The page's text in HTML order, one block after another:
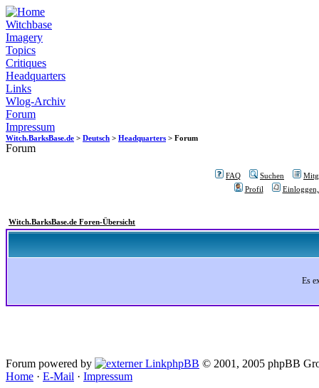
Witchbase
Imagery
Topics
Critiques
Headquarters
Links
Wlog-Archiv
Forum
Impressum
Witch.BarksBase.de > Deutsch > Headquarters > Forum
Forum
FAQ Suchen
Profil
Witch.BarksBase.de Foren-Übersicht
Es
Forum powered by phpBB © 2001, 2005 phpBB
Home · E-Mail · Impressum